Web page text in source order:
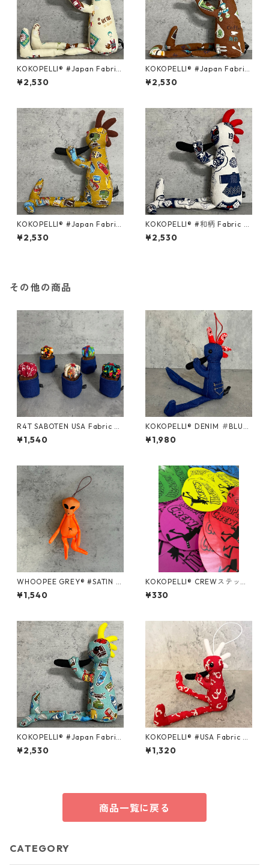
KOKOPELLI® #Japan Fabric
series ＃322/Mサイズ
¥2,530
KOKOPELLI® #Japan Fabric
series ＃312/Mサイズ
¥2,530
KOKOPELLI® #Japan Fabric
series ＃055/Mサイズ
¥2,530
KOKOPELLI® #和柄 Fabric s
eries ＃012/Mサイズ
¥2,530
その他の商品
R4T SABOTEN USA Fabric R
ound/ Sサイズ
¥1,540
KOKOPELLI® DENIM ＃BLUE/
Sサイズ
¥1,980
WHOOPEE GREY® #SATIN O
RANGE/Sサイズ
¥1,540
KOKOPELLI® CREWステッカ
ー
¥330
KOKOPELLI® #Japan Fabric
series ＃067/Mサイズ
¥2,530
KOKOPELLI® #USA Fabric se
ries ＃9 /Sサイズ
¥1,320
商品一覧に戻る
CATEGORY